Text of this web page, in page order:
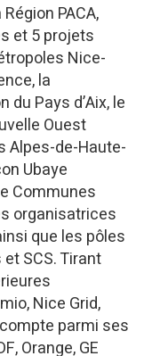
PACA,
et 5 projets
Nice-
la
du Pays d’Aix, le
Ouest
Alpes-de-Haute-
Ubaye
Communes
organisatrices
que les pôles
SCS. Tirant
Nice Grid,
parmi ses
Orange, GE